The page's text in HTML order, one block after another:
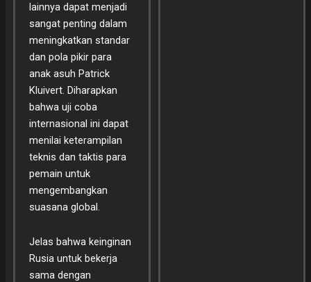
lainnya dapat menjadi
sangat penting dalam
meningkatkan standar
dan pola pikir para
anak asuh Patrick
Kluivert. Diharapkan
bahwa uji coba
internasional ini dapat
menilai keterampilan
teknis dan taktis para
pemain untuk
mengembangkan
suasana global.
Jelas bahwa keinginan
Rusia untuk bekerja
sama dengan